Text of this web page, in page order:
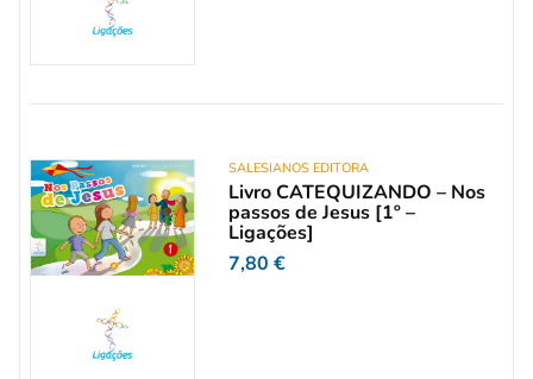
SALESIANOS EDITORA
Livro CATEQUIZANDO – Nos
passos de Jesus [1º –
Ligações]
7,80€